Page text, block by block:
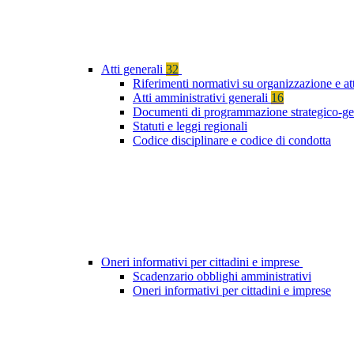
Atti generali 32
Riferimenti normativi su organizzazione e
Atti amministrativi generali 16
Documenti di programmazione strategico-
Statuti e leggi regionali
Codice disciplinare e codice di condotta
Oneri informativi per cittadini e imprese
Scadenzario obblighi amministrativi
Oneri informativi per cittadini e imprese